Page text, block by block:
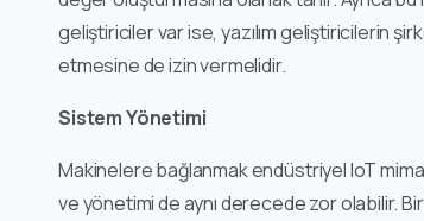
geliştiriciler var ise, yazılım geliştiricilerin
etmesine de izin vermelidir.
Sistem Yönetimi
Makinelere bağlanmak endüstriyel IoT
ve yönetimi de aynı derecede zor olabilir.